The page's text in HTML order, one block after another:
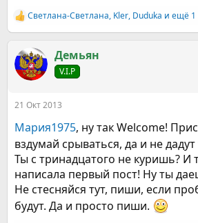
Р
е
к
ц
и
Светлана-Светлана, Kler, Duduka и ещё 1
Демьян
V.I.P
21 Окт 2013
Мария1975, ну так Welcome!
вздумай срываться, да и не дадут
Ты с тринадцатого не куришь? И
написала первый пост! Ну ты
Не стесняйся тут, пиши, если
будут. Да и просто пиши.